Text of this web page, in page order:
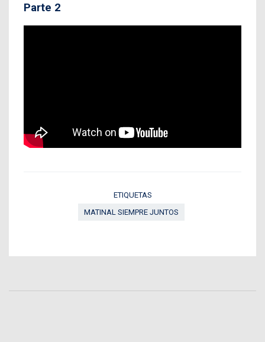
Parte 2
ETIQUETAS
MATINAL SIEMPRE JUNTOS